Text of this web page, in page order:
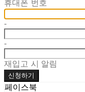
휴대폰 번호
-
-
재입고 시 알림
신청하기
페이스북